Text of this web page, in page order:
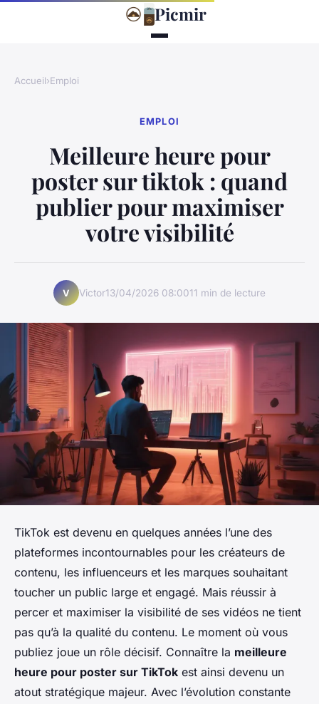
Picmir
Accueil›Emploi
EMPLOI
Meilleure heure pour
poster sur tiktok : quand
publier pour maximiser
votre visibilité
V Victor13/04/2026 08:0011 min de lecture
TikTok est devenu en quelques années l’une des
plateformes incontournables pour les créateurs de
contenu, les influenceurs et les marques souhaitant
toucher un public large et engagé. Mais réussir à
percer et maximiser la visibilité de ses vidéos ne tient
pas qu’à la qualité du contenu. Le moment où vous
publiez joue un rôle décisif. Connaître la meilleure
heure pour poster sur TikTok est ainsi devenu un
atout stratégique majeur. Avec l’évolution constante